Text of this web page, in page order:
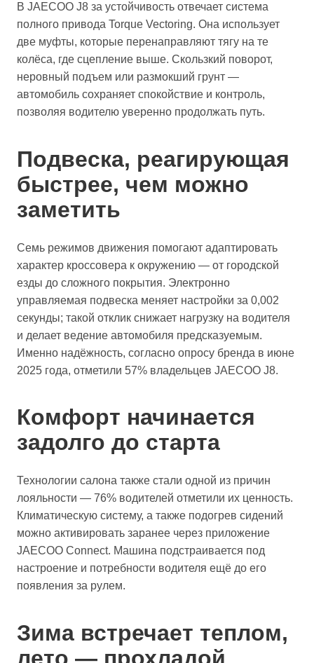
В JAECOO J8 за устойчивость отвечает система
полного привода Torque Vectoring. Она использует
две муфты, которые перенаправляют тягу на те
колёса, где сцепление выше. Скользкий поворот,
неровный подъем или размокший грунт —
автомобиль сохраняет спокойствие и контроль,
позволяя водителю уверенно продолжать путь.
Подвеска, реагирующая
быстрее, чем можно
заметить
Семь режимов движения помогают адаптировать
характер кроссовера к окружению — от городской
езды до сложного покрытия. Электронно
управляемая подвеска меняет настройки за 0,002
секунды; такой отклик снижает нагрузку на водителя
и делает ведение автомобиля предсказуемым.
Именно надёжность, согласно опросу бренда в июне
2025 года, отметили 57% владельцев JAECOO J8.
Комфорт начинается
задолго до старта
Технологии салона также стали одной из причин
лояльности — 76% водителей отметили их ценность.
Климатическую систему, а также подогрев сидений
можно активировать заранее через приложение
JAECOO Connect. Машина подстраивается под
настроение и потребности водителя ещё до его
появления за рулем.
Зима встречает теплом,